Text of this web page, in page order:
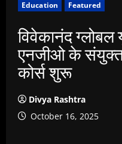
Education Featured
विवेकानंद ग्लोबल
एनजीओ के संयुक्त
कोर्स शुरू
Divya Rashtra
October 16, 2025